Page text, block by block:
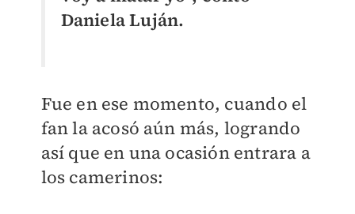
Daniela Luján.
Fue en ese momento, cuando el
fan la acosó aún más, logrando
así que en una ocasión entrara a
los camerinos: